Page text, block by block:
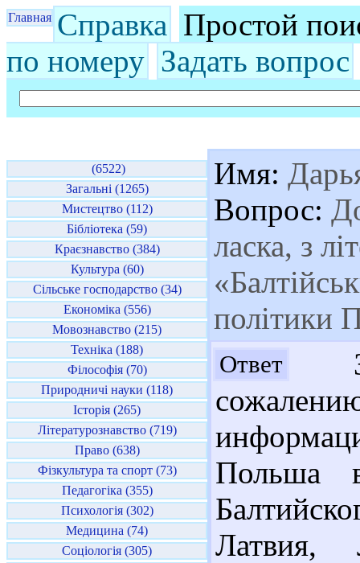
Главная Справка Простой
по номеру Задать вопрос
(6522)
Загальні (1265)
Мистецтво (112)
Бібліотека (59)
Краєзнавство (384)
Культура (60)
Сільське господарство (34)
Економіка (556)
Мовознавство (215)
Техніка (188)
Філософія (70)
Природничі науки (118)
Історія (265)
Літературознавство (719)
Право (638)
Фізкультура та спорт (73)
Педагогіка (355)
Психологія (302)
Медицина (74)
Соціологія (305)
Имя:
Вопрос:
ласка, з
політики
Ответ
Польша
Латвия,